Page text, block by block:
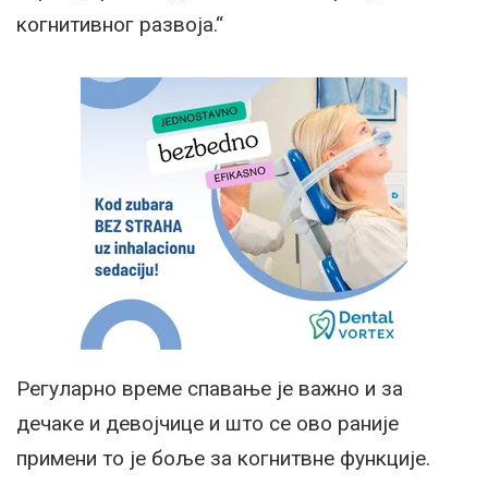
когнитивног развоја.“
Регуларно време спавање је важно и за
дечаке и девојчице и што се ово раније
примени то је боље за когнитвне функције.